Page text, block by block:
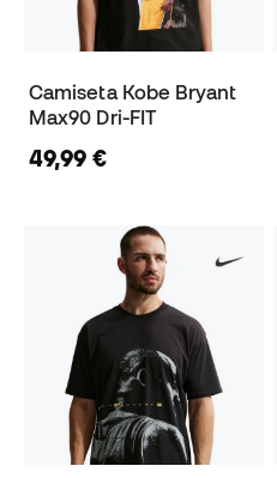
Camiseta Kobe Bryant
Max90 Dri-FIT
49,99 €